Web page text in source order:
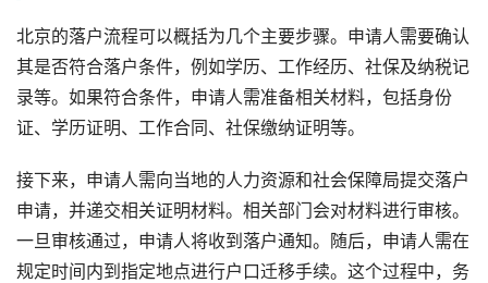
北京的落户流程可以概括为几个主要步骤。申请人需要确认
其是否符合落户条件，例如学历、工作经历、社保及纳税记
录等。如果符合条件，申请人需准备相关材料，包括身份
证、学历证明、工作合同、社保缴纳证明等。
接下来，申请人需向当地的人力资源和社会保障局提交落户
申请，并递交相关证明材料。相关部门会对材料进行审核。
一旦审核通过，申请人将收到落户通知。随后，申请人需在
规定时间内到指定地点进行户口迁移手续。这个过程中，务